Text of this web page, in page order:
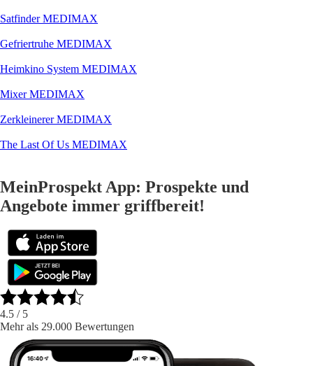
Satfinder MEDIMAX
Gefriertruhe MEDIMAX
Heimkino System MEDIMAX
Mixer MEDIMAX
Zerkleinerer MEDIMAX
The Last Of Us MEDIMAX
MeinProspekt App: Prospekte und
Angebote immer griffbereit!
4.5 / 5
Mehr als 29.000 Bewertungen